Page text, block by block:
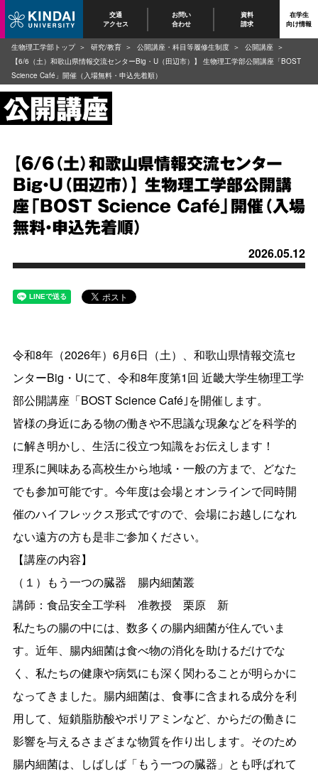
交通
アクセス
お問い
合わせ
資料
請求
在学生
向け情報
【6/6（土）和歌山県情報交流センター
Big・U（田辺市）】 生物理工学部公開講
座「BOST Science Café」開催（入場
無料・申込先着順）
2026.05.12
令和8年（2026年）6月6日（土）、和歌山県情報交流セ
ンターBig・Uにて、令和8年度第1回 近畿大学生物理工学
部公開講座「BOST Science Café｣を開催します。
皆様の身近にある物の働きや不思議な現象などを科学的
に解き明かし、生活に役立つ知識をお伝えします！
理系に興味ある高校生から地域・一般の方まで、どなた
でも参加可能です。今年度は会場とオンラインで同時開
催のハイフレックス形式ですので、会場にお越しになれ
ない遠方の方も是非ご参加ください。
【講座の内容】
（１）もう一つの臓器 腸内細菌叢
講師：食品安全工学科 准教授 栗原 新
私たちの腸の中には、数多くの腸内細菌が住んでいま
す。近年、腸内細菌は食べ物の消化を助けるだけでな
く、私たちの健康や病気にも深く関わることが明らかに
なってきました。腸内細菌は、食事に含まれる成分を利
用して、短鎖脂肪酸やポリアミンなど、からだの働きに
影響を与えるさまざまな物質を作り出します。そのため
腸内細菌は、しばしば「もう一つの臓器」とも呼ばれて
生物理工学部トップ 研究/教育 公開講座・科目等履修生制度
公開講座
【6/6（土）和歌山県情報交流センターBig・U（田辺市）】 生物理工学部公開講座「BOST
Science Café」開催（入場無料・申込先着順）